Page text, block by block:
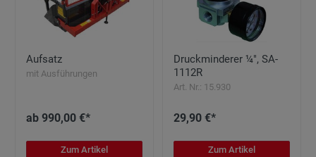
Aufsatz
mit Ausführungen
ab 990,00 €*
Zum Artikel
Druckminderer ¼", SA-
1112R
Art. Nr.: 15.930
29,90 €*
Zum Artikel